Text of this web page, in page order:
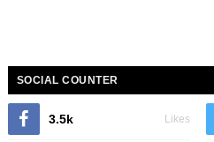
SOCIAL COUNTER
3.5k Likes